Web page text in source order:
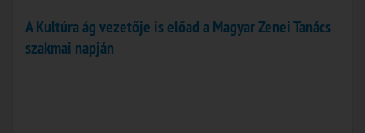
A Kultúra ág vezetője is előad a Magyar Zenei Tanács
szakmai napján